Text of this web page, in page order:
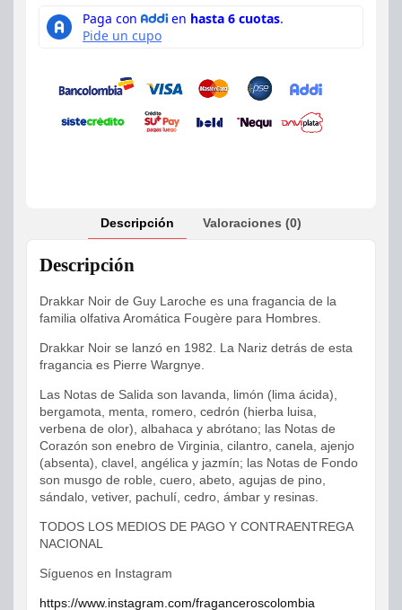
Descripción Valoraciones (0)
Descripción
Drakkar Noir de Guy Laroche es una fragancia de la
familia olfativa Aromática Fougère para Hombres.
Drakkar Noir se lanzó en 1982. La Nariz detrás de esta
fragancia es Pierre Wargnye.
Las Notas de Salida son lavanda, limón (lima ácida),
bergamota, menta, romero, cedrón (hierba luisa,
verbena de olor), albahaca y abrótano; las Notas de
Corazón son enebro de Virginia, cilantro, canela, ajenjo
(absenta), clavel, angélica y jazmín; las Notas de Fondo
son musgo de roble, cuero, abeto, agujas de pino,
sándalo, vetiver, pachulí, cedro, ámbar y resinas.
TODOS LOS MEDIOS DE PAGO Y CONTRAENTREGA
NACIONAL
Síguenos en Instagram
https://www.instagram.com/fraganceroscolombia